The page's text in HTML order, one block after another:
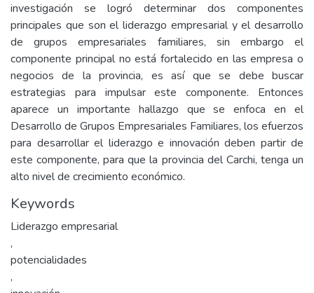
investigación se logró determinar dos componentes
principales que son el liderazgo empresarial y el desarrollo
de grupos empresariales familiares, sin embargo el
componente principal no está fortalecido en las empresa o
negocios de la provincia, es así que se debe buscar
estrategias para impulsar este componente. Entonces
aparece un importante hallazgo que se enfoca en el
Desarrollo de Grupos Empresariales Familiares, los efuerzos
para desarrollar el liderazgo e innovación deben partir de
este componente, para que la provincia del Carchi, tenga un
alto nivel de crecimiento económico.
Keywords
Liderazgo empresarial
,
potencialidades
,